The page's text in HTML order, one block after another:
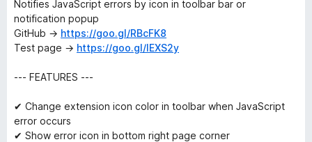
Notifies JavaScript errors by icon in toolbar bar or
notification popup
GitHub → https://goo.gl/RBcFK8
Test page → https://goo.gl/IEXS2y
--- FEATURES ---
✔ Change extension icon color in toolbar when JavaScript
error occurs
✔ Show error icon in bottom right page corner